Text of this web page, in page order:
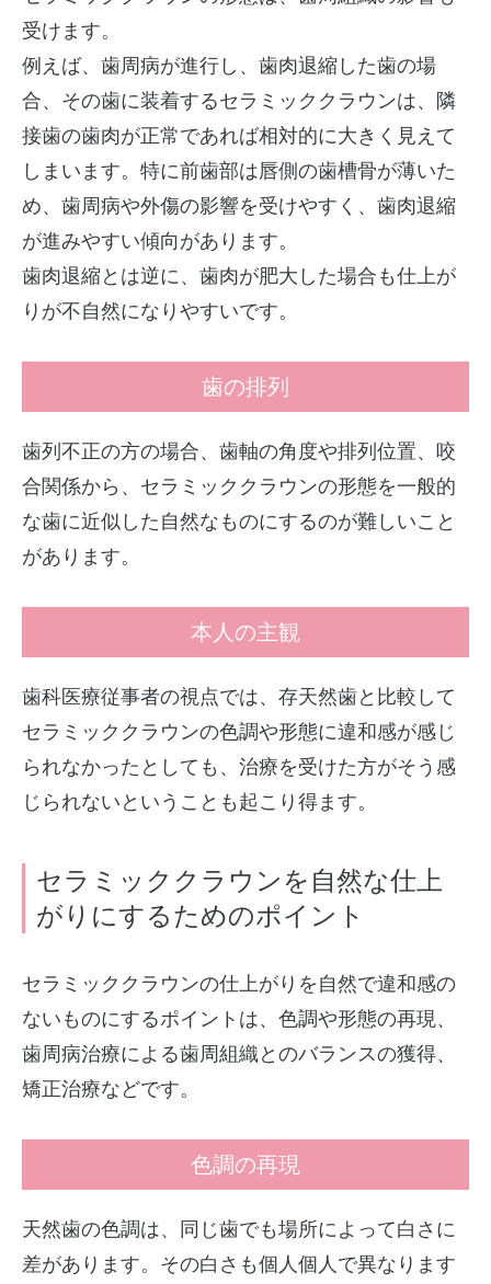
受けます。
例えば、歯周病が進行し、歯肉退縮した歯の場
合、その歯に装着するセラミッククラウンは、隣
接歯の歯肉が正常であれば相対的に大きく見えて
しまいます。特に前歯部は唇側の歯槽骨が薄いた
め、歯周病や外傷の影響を受けやすく、歯肉退縮
が進みやすい傾向があります。
歯肉退縮とは逆に、歯肉が肥大した場合も仕上が
りが不自然になりやすいです。
歯の排列
歯列不正の方の場合、歯軸の角度や排列位置、咬
合関係から、セラミッククラウンの形態を一般的
な歯に近似した自然なものにするのが難しいこと
があります。
本人の主観
歯科医療従事者の視点では、存天然歯と比較して
セラミッククラウンの色調や形態に違和感が感じ
られなかったとしても、治療を受けた方がそう感
じられないということも起こり得ます。
セラミッククラウンを自然な仕上
がりにするためのポイント
セラミッククラウンの仕上がりを自然で違和感の
ないものにするポイントは、色調や形態の再現、
歯周病治療による歯周組織とのバランスの獲得、
矯正治療などです。
色調の再現
天然歯の色調は、同じ歯でも場所によって白さに
差があります。その白さも個人個人で異なります